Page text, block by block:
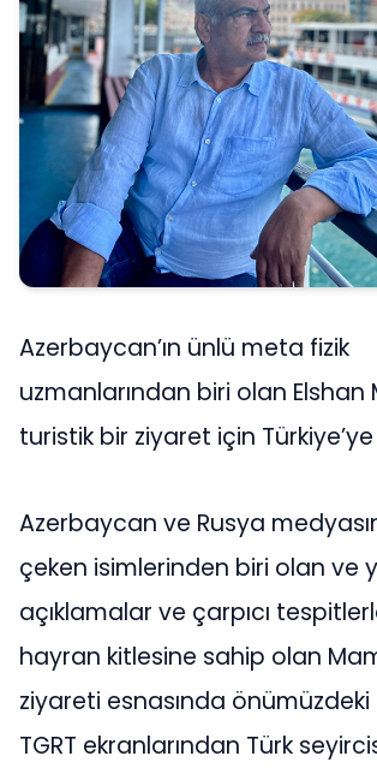
Azerbaycan’ın ünlü meta fizik
uzmanlarından biri olan
turistik bir ziyaret için
Azerbaycan ve Rusya
çeken isimlerinden biri olan ve
açıklamalar ve çarpıcı
hayran kitlesine sahip olan
ziyareti esnasında
TGRT ekranlarından Türk